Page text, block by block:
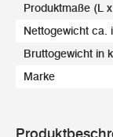
Produktmaße (L
Nettogewicht ca.
Bruttogewicht in
Marke